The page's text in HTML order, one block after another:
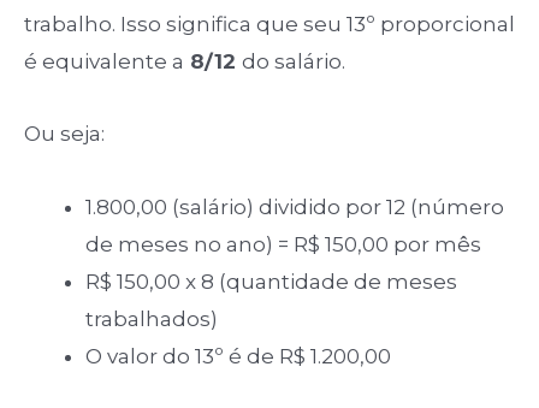
trabalho. Isso significa que seu 13º proporcional
é equivalente a 8/12 do salário.
Ou seja:
1.800,00 (salário) dividido por 12 (número
de meses no ano) = R$ 150,00 por mês
R$ 150,00 x 8 (quantidade de meses
trabalhados)
O valor do 13º é de R$ 1.200,00